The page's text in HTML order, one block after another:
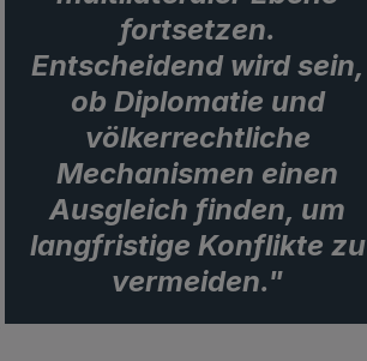
fortsetzen.
Entscheidend wird sein,
ob Diplomatie und
völkerrechtliche
Mechanismen einen
Ausgleich finden, um
langfristige Konflikte zu
vermeiden."